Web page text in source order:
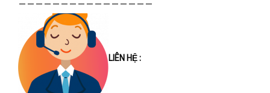
————————————————
LIÊN HỆ :